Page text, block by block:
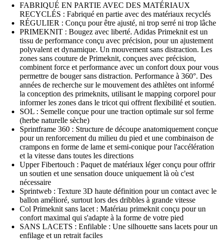
FABRIQUÉ EN PARTIE AVEC DES MATÉRIAUX
RECYCLÉS : Fabriqué en partie avec des matériaux recyclés
RÉGULIER : Conçu pour être ajusté, ni trop serré ni trop lâche
PRIMEKNIT : Bougez avec liberté. Adidas Primeknit est un
tissu de performance conçu avec précision, pour un ajustement
polyvalent et dynamique. Un mouvement sans distraction. Les
zones sans couture de Primeknit, conçues avec précision,
combinent force et performance avec un confort doux pour vous
permettre de bouger sans distraction. Performance à 360°. Des
années de recherche sur le mouvement des athlètes ont informé
la conception des primeknits, utilisant le mapping corporel pour
informer les zones dans le tricot qui offrent flexibilité et soutien.
SOL : Semelle conçue pour une traction optimale sur sol ferme
(herbe naturelle sèche)
Sprintframe 360 : Structure de découpe anatomiquement conçue
pour un renforcement du milieu du pied et une combinaison de
crampons en forme de lame et semi-conique pour l'accélération
et la vitesse dans toutes les directions
Upper Fibertouch : Paquet de matériaux léger conçu pour offrir
un soutien et une sensation douce uniquement là où c'est
nécessaire
Sprintweb : Texture 3D haute définition pour un contact avec le
ballon amélioré, surtout lors des dribbles à grande vitesse
Col Primeknit sans lacet : Matériau primeknit conçu pour un
confort maximal qui s'adapte à la forme de votre pied
SANS LACETS : Enfilable : Une silhouette sans lacets pour un
enfilage et un retrait faciles